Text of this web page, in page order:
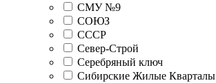
СМУ №9
СОЮЗ
СССР
Север-Строй
Серебряный ключ
Сибирские Жилые Кварталы